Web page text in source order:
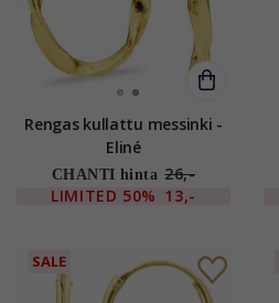
Rengas kullattu messinki -
Eliné
CHANTI hinta 26,-
LIMITED 50% 13,-
SALE